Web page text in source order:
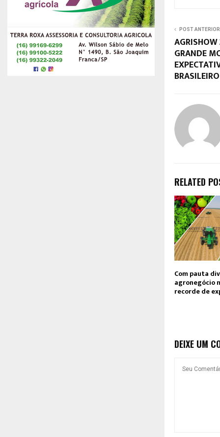
POST ANTERIOR
GRANDE
BRASILEIRO
RELATED
Com pauta
agronegócio
recorde de
DEIXE UM